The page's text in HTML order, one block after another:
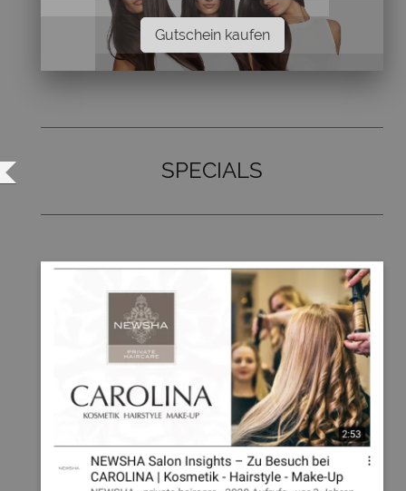
Gutschein kaufen
SPECIALS